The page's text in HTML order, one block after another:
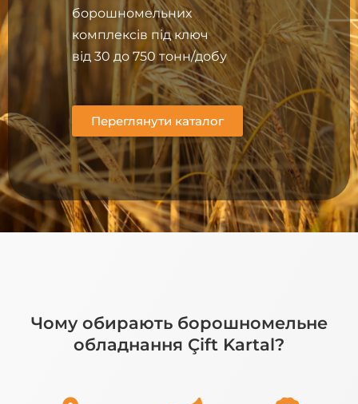
борошномельних
комплексів під ключ
від 30 до 750 тонн/добу
Переглянути каталог
Чому обирають борошномельне
обладнання Çift Kartal?